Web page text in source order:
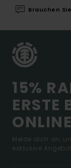
Brauchen
15%
ERSTE
Melde dich an,
exklusive